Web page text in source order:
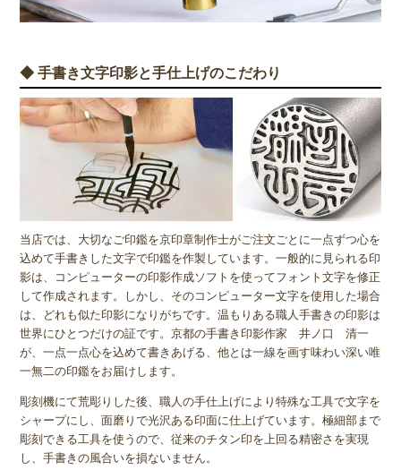
◆ 手書き文字印影と手仕上げのこだわり
当店では、大切なご印鑑を京印章制作士がご注文ごとに一点ずつ心を
込めて手書きした文字で印鑑を作製しています。一般的に見られる印
影は、コンピューターの印影作成ソフトを使ってフォント文字を修正
して作成されます。しかし、そのコンピューター文字を使用した場合
は、どれも似た印影になりがちです。温もりある職人手書きの印影は
世界にひとつだけの証です。京都の手書き印影作家 井ノ口 清一
が、一点一点心を込めて書きあげる、他とは一線を画す味わい深い唯
一無二の印鑑をお届けします。
彫刻機にて荒彫りした後、職人の手仕上げにより特殊な工具で文字を
シャープにし、面磨りで光沢ある印面に仕上げています。極細部まで
彫刻できる工具を使うので、従来のチタン印を上回る精密さを実現
し、手書きの風合いを損ないません。